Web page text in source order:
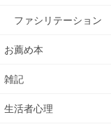
ファシリテーション
お薦め本
雑記
生活者心理